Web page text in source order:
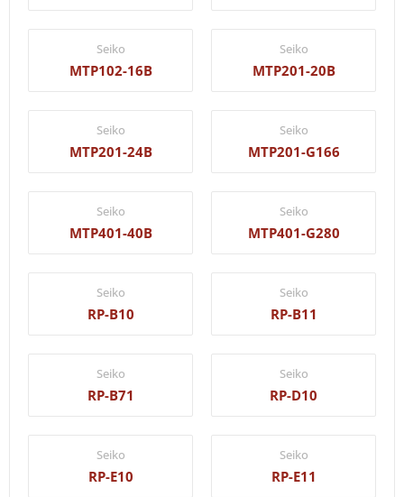
Seiko
MTP102-16B
Seiko
MTP201-20B
Seiko
MTP201-24B
Seiko
MTP201-G166
Seiko
MTP401-40B
Seiko
MTP401-G280
Seiko
RP-B10
Seiko
RP-B11
Seiko
RP-B71
Seiko
RP-D10
Seiko
RP-E10
Seiko
RP-E11